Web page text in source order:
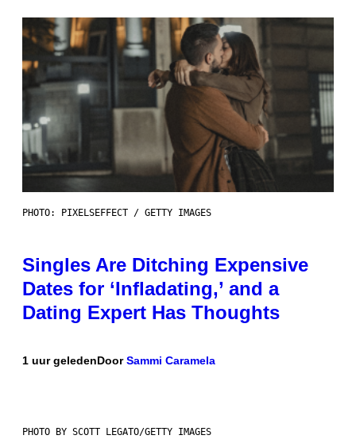
PHOTO: PIXELSEFFECT / GETTY IMAGES
Singles Are Ditching Expensive
Dates for ‘Infladating,’ and a
Dating Expert Has Thoughts
1 uur geledenDoorSammi Caramela
PHOTO BY SCOTT LEGATO/GETTY IMAGES